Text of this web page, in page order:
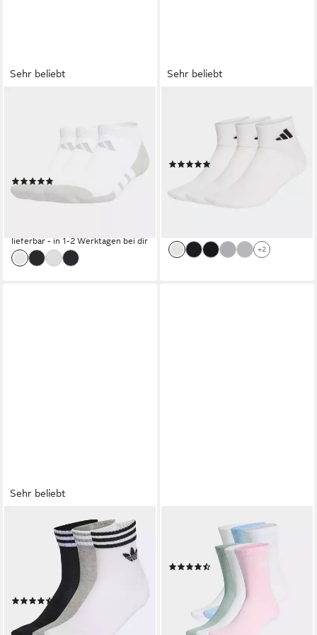
Sehr beliebt
LOW 3P (3-Paar) im 3er-Set,
für Fitness und aktive
10,00 €
lieferbar - in 1-2 Werktagen bei dir
Sehr beliebt
THIN&LIGHT SPORTSWEAR
ANKLE 3ER-PACK (3-Paar)
ab 8,99 €
-10%
+2
Sehr beliebt
ADIDAS ORIGINALS
Sportsocken 3-STREIFEN
ANKLE, 3 PAAR (3-Paar)
knöchellange Passform, für
Erwachsene
(121)
ab 11,99 €
lieferbar - in 1-2 Werktagen bei dir
ADIDAS PERFORMANCE
Sportsocken CUSHIONED
CREW 6ER-PACK (6-Paar)
(28)
UVP 23,00 €